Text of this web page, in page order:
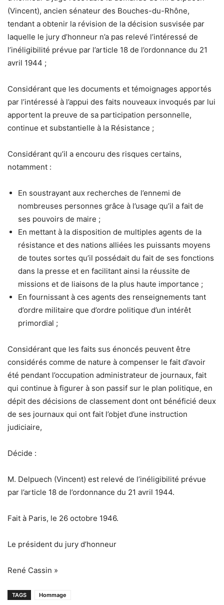
(Vincent), ancien sénateur des Bouches-du-Rhône,
tendant a obtenir la révision de la décision susvisée par
laquelle le jury d’honneur n’a pas relevé l’intéressé de
l’inéligibilité prévue par l’article 18 de l’ordonnance du 21
avril 1944 ;
Considérant que les documents et témoignages apportés
par l’intéressé à l’appui des faits nouveaux invoqués par lui
apportent la preuve de sa participation personnelle,
continue et substantielle à la Résistance ;
Considérant qu’il a encouru des risques certains,
notamment :
En soustrayant aux recherches de l’ennemi de
nombreuses personnes grâce à l’usage qu’il a fait de
ses pouvoirs de maire ;
En mettant à la disposition de multiples agents de la
résistance et des nations alliées les puissants moyens
de toutes sortes qu’il possédait du fait de ses fonctions
dans la presse et en facilitant ainsi la réussite de
missions et de liaisons de la plus haute importance ;
En fournissant à ces agents des renseignements tant
d’ordre militaire que d’ordre politique d’un intérêt
primordial ;
Considérant que les faits sus énoncés peuvent être
considérés comme de nature à compenser le fait d’avoir
été pendant l’occupation administrateur de journaux, fait
qui continue à figurer à son passif sur le plan politique, en
dépit des décisions de classement dont ont bénéficié deux
de ses journaux qui ont fait l’objet d’une instruction
judiciaire,
Décide :
M. Delpuech (Vincent) est relevé de l’inéligibilité prévue
par l’article 18 de l’ordonnance du 21 avril 1944.
Fait à Paris, le 26 octobre 1946.
Le président du jury d’honneur
René Cassin »
TAGS Hommage